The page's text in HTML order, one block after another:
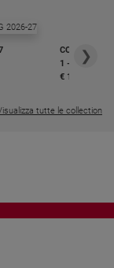
COLLANA
1 - 2
€ 18,50
❯
tutte le collection